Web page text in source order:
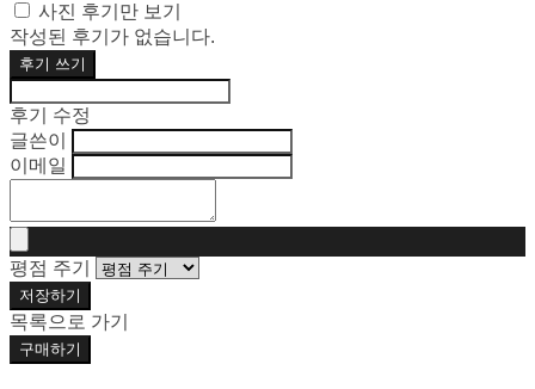
사진 후기만 보기
작성된 후기가 없습니다.
후기 쓰기
후기 수정
글쓴이
이메일
평점 주기
저장하기
목록으로 가기
구매하기